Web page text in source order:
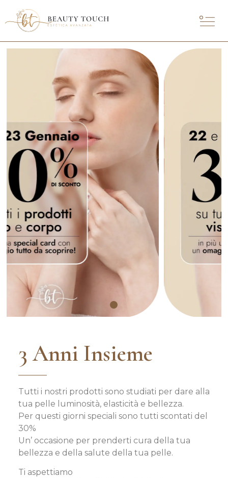
3 Anni Insieme
Tutti i nostri prodotti sono studiati per dare alla
tua pelle luminosità, elasticità e bellezza.
Per questi giorni speciali sono tutti scontati del
30%
Un’ occasione per prenderti cura della tua
bellezza e della salute della tua pelle.
Ti aspettiamo